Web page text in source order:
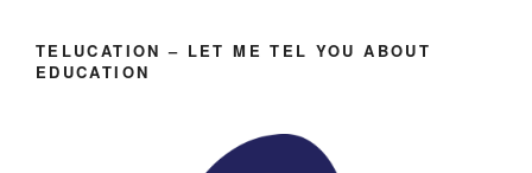
TELUCATION – LET ME TEL YOU ABOUT
EDUCATION